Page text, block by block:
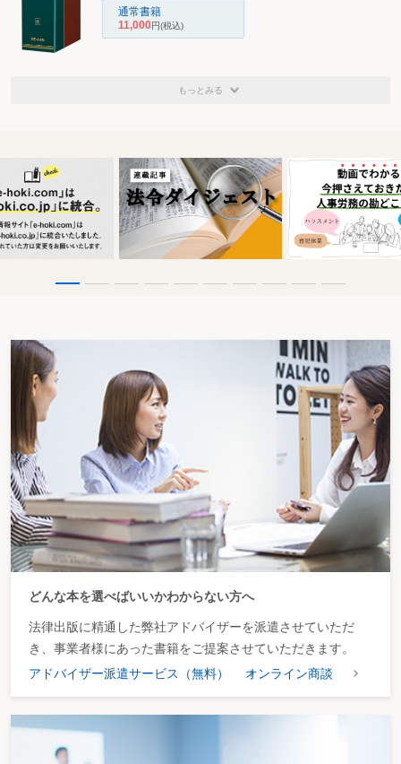
通常書籍
11,000円(税込)
もっとみる
どんな本を選べばいいかわからない方へ
法律出版に精通した弊社アドバイザーを派遣させていただ
き、事業者様にあった書籍をご提案させていただきます。
アドバイザー派遣サービス（無料）
オンライン商談